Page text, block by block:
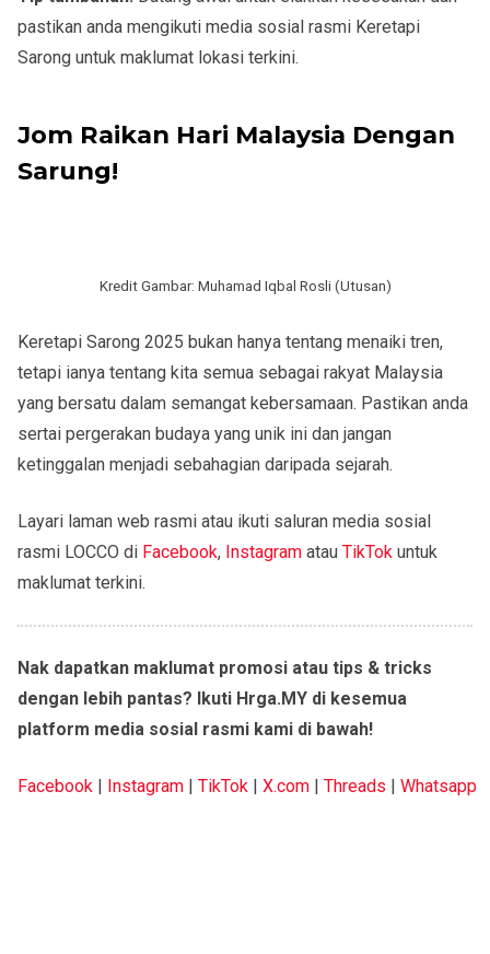
pastikan anda mengikuti media sosial rasmi Keretapi
Sarong untuk maklumat lokasi terkini.
Jom Raikan Hari Malaysia Dengan
Sarung!
Kredit Gambar: Muhamad Iqbal Rosli (Utusan)
Keretapi Sarong 2025 bukan hanya tentang menaiki tren,
tetapi ianya tentang kita semua sebagai rakyat Malaysia
yang bersatu dalam semangat kebersamaan. Pastikan anda
sertai pergerakan budaya yang unik ini dan jangan
ketinggalan menjadi sebahagian daripada sejarah.
Layari laman web rasmi atau ikuti saluran media sosial
rasmi LOCCO di Facebook, Instagram atau TikTok untuk
maklumat terkini.
Nak dapatkan maklumat promosi atau tips & tricks
dengan lebih pantas? Ikuti Hrga.MY di kesemua
platform media sosial rasmi kami di bawah!
Facebook Instagram TikTok X.com Threads Whatsapp